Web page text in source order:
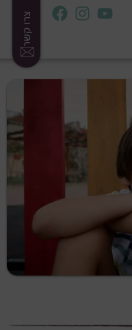
צרו קשר